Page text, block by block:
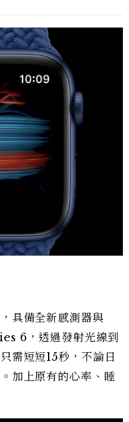
具備全新感測器與
6，透過發射光線到
需短短15秒，不論日
加上原有的心率、睡